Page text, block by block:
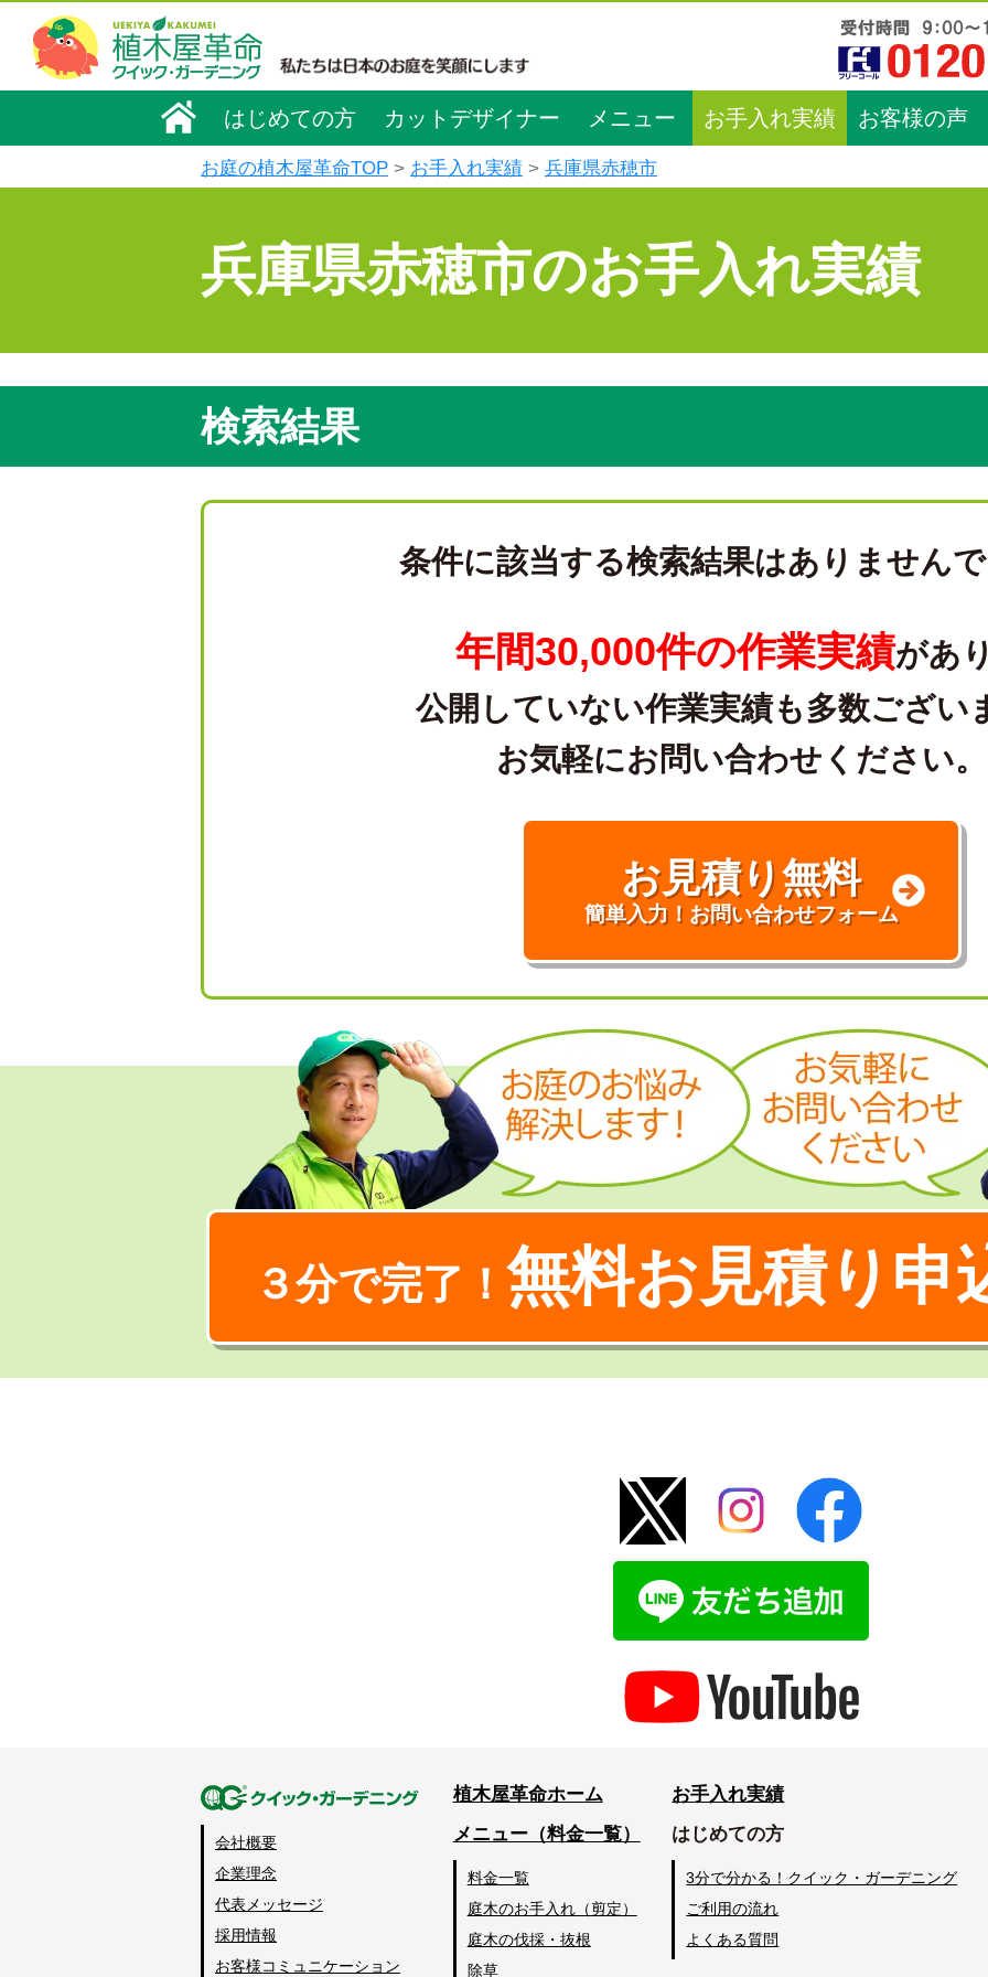
はじめての方 カットデザイナー メニュー お手入れ実績 お客様の声
お庭の植木屋革命TOP お手入れ実績 兵庫県赤穂市
兵庫県赤穂市のお手入れ実績
検索結果
条件に該当する検索結果はありません
年間30,000件の作業実績があ
公開していない作業実績も多数ござい
お気軽にお問い合わせください。
お見積り無料
簡単入力！お問い合わせフォーム
３分で完了！ 無料お見積り申
会社概要
企業理念
代表メッセージ
採用情報
お客様コミュニケーション
植木屋革命ホーム
メニュー（料金一覧）
料金一覧
庭木のお手入れ（剪定）
庭木の伐採・抜根
除草
お手入れ実績
はじめての方
3分で分かる！クイック・ガーデニング
ご利用の流れ
よくある質問